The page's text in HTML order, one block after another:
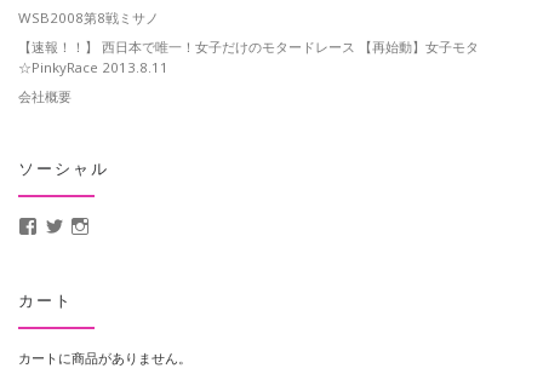
WSB2008第8戦ミサノ
【速報！！】 西日本で唯一！女子だけのモタードレース 【再始動】女子モタ
☆PinkyRace 2013.8.11
会社概要
ソーシャル
MotoCrusader さんのプロフィールを Facebook で表示
@MotoCrusader さんのプロフィールを Twitter で表示
カート
カートに商品がありません。